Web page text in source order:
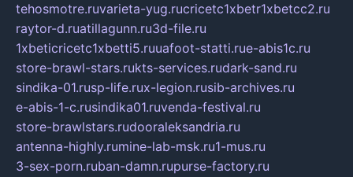
tehosmotre.ruvarieta-yug.rucricetc1xbetr1xbetcc2.ru
raytor-d.ruatillagunn.ru3d-file.ru
1xbeticricetc1xbetti5.ruuafoot-statti.rue-abis1c.ru
store-brawl-stars.rukts-services.rudark-sand.ru
sindika-01.rusp-life.rux-legion.rusib-archives.ru
e-abis-1-c.rusindika01.ruvenda-festival.ru
store-brawlstars.rudooraleksandria.ru
antenna-highly.rumine-lab-msk.ru1-mus.ru
3-sex-porn.ruban-damn.rupurse-factory.ru